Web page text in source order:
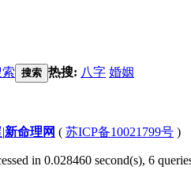
搜索 热搜: 八字 婚姻
|新命理网 ( 苏ICP备10021799号 )
in 0.028460 second(s), 6